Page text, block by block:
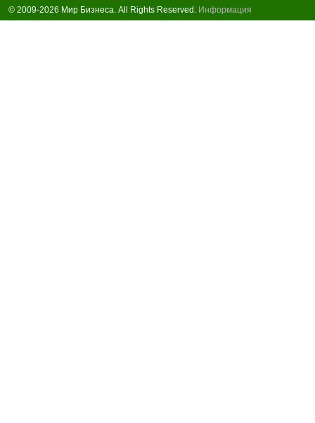
© 2009-2026 Мир Бизнеса. All Rights Reserved. Информация